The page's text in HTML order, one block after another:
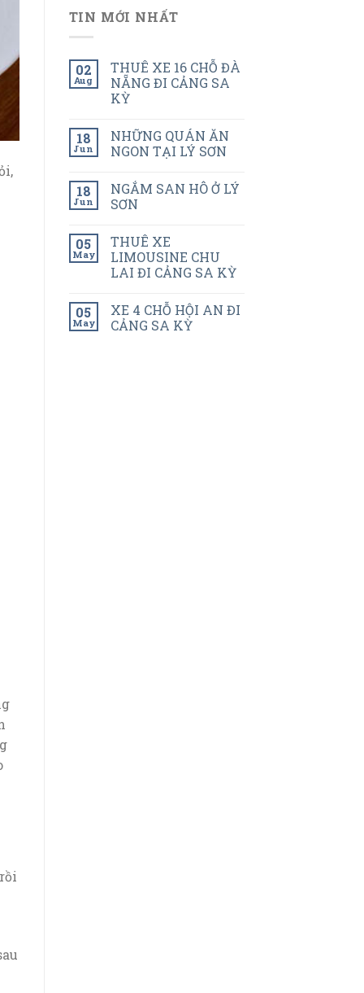
TIN MỚI NHẤT
02
Aug
THUÊ XE 16 CHỖ ĐÀ
NẴNG ĐI CẢNG SA
KỲ
18
Jun
NHỮNG QUÁN ĂN
NGON TẠI LÝ SƠN
18
Jun
NGẮM SAN HÔ Ở LÝ
SƠN
05
May
THUÊ XE
LIMOUSINE CHU
LAI ĐI CẢNG SA KỲ
05
May
XE 4 CHỖ HỘI AN ĐI
CẢNG SA KỲ